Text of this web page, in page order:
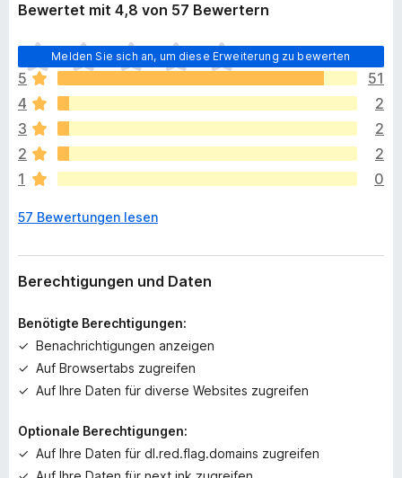
Bewertet mit 4,8 von 57 Bewertern
Melden Sie sich an, um diese Erweiterung zu bewerten
E
s
l
i
e
g
e
n
o
h
k
i
e
B
e
e
5
51
4
2
3
2
2
2
1
0
57 Bewertungen lesen
Berechtigungen und Daten
Benötigte Berechtigungen:
Benachrichtigungen anzeigen
Auf Browsertabs zugreifen
Auf Ihre Daten für diverse Websites zugreifen
Optionale Berechtigungen:
Auf Ihre Daten für dl.red.flag.domains zugreifen